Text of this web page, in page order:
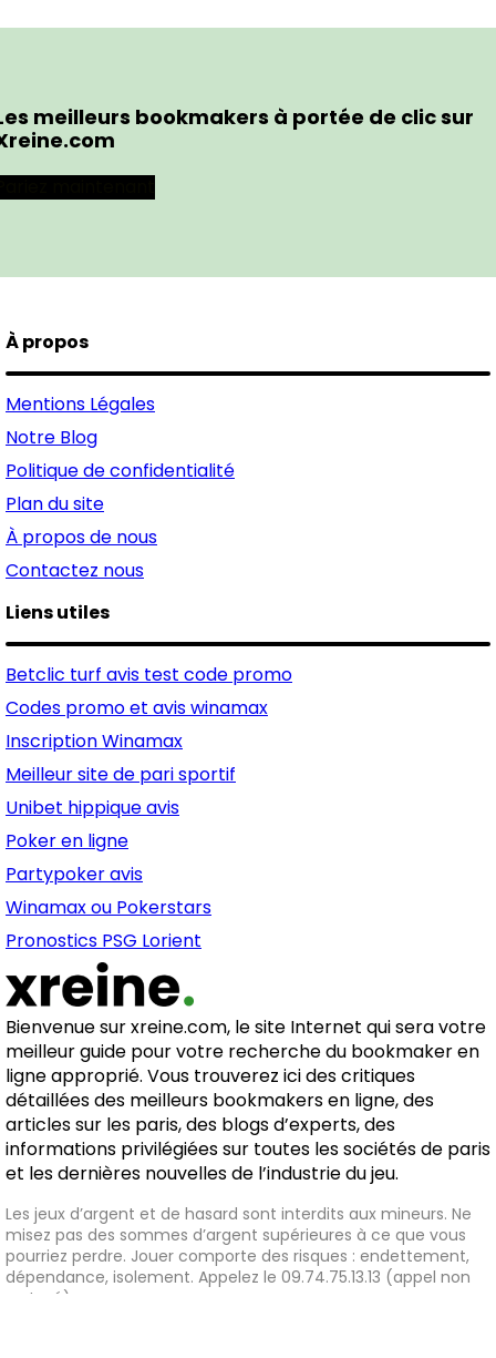
meilleurs bookmakers à portée de clic sur
À propos
Mentions Légales
Notre Blog
Politique de confidentialité
Plan du site
À propos de nous
Contactez nous
Liens utiles
Betclic turf avis test code promo
Codes promo et avis winamax
Inscription Winamax
Meilleur site de pari sportif
Unibet hippique avis
Poker en ligne
Partypoker avis
Winamax ou Pokerstars
Pronostics PSG Lorient
Bienvenue sur xreine.com, le site Internet qui sera votre
meilleur guide pour votre recherche du bookmaker en
ligne approprié. Vous trouverez ici des critiques
détaillées des meilleurs bookmakers en ligne, des
articles sur les paris, des blogs d’experts, des
informations privilégiées sur toutes les sociétés de paris
et les dernières nouvelles de l’industrie du jeu.
Les jeux d’argent et de hasard sont interdits aux mineurs. Ne
misez pas des sommes d’argent supérieures à ce que vous
pourriez perdre. Jouer comporte des risques : endettement,
dépendance, isolement. Appelez le 09.74.75.13.13 (appel non
surtaxé)